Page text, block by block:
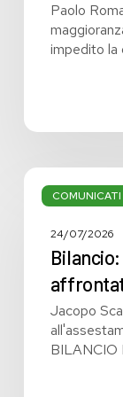
Paolo
impedito la
Bilancio:
troppi
grandi
affrontati
24/07/2026
Jacopo
BILANCIO